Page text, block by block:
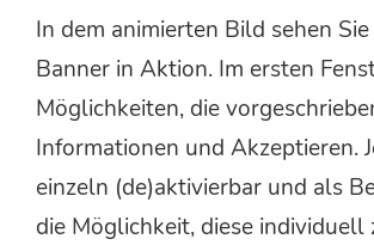
In dem animierten Bild sehen
Banner in Aktion. Im ersten
Möglichkeiten, die
Informationen und Akzeptieren.
einzeln (de)aktivierbar und als
die Möglichkeit, diese individuell